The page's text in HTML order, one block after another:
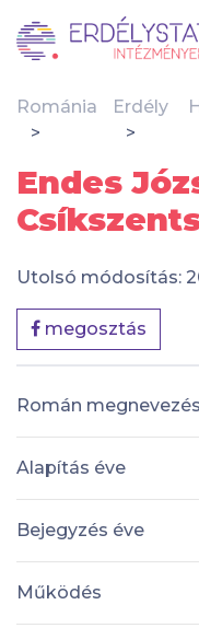
Románia Erdély
Endes
Utolsó módosítás:
megosztás
Román megnevezés
Alapítás éve
Bejegyzés éve
Működés